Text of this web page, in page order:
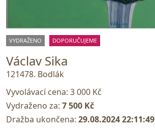
VYDRAŽENO DOPORUČUJEME
Václav Sika
121478. Bodlák
Vyvolávací cena: 3 000 Kč
Vydraženo za: 7 500 Kč
Dražba ukončena: 29.08.2024 22:11:49